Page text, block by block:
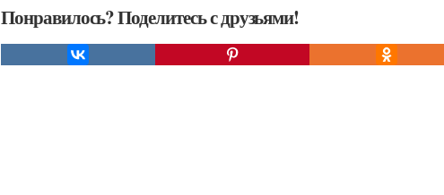
Понравилось? Поделитесь с друзьями!